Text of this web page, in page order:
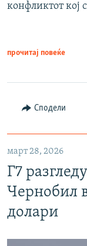
конфликтот кој
прочитај повеќе
Сподели
март 28, 2026
Г7
Чернобил
долари